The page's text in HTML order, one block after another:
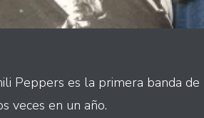
Peppers es la primera banda
veces en un año.